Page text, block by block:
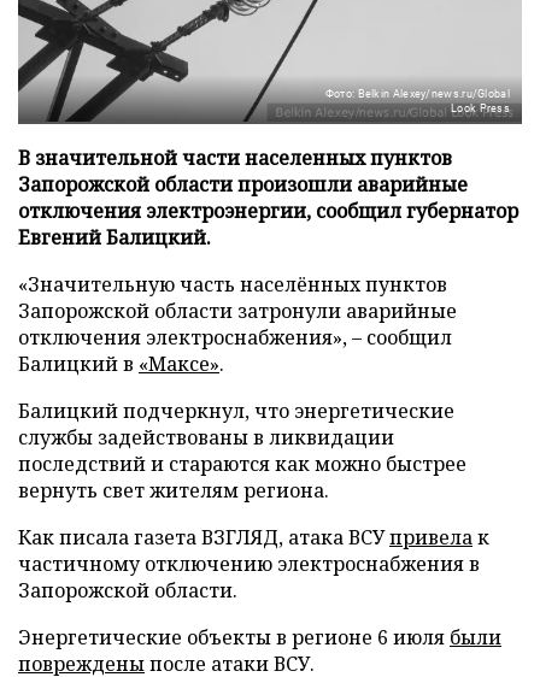
Фото: Belkin Alexey/news.ru/Global
Look Press
В значительной части населенных пунктов
Запорожской области произошли аварийные
отключения электроэнергии, сообщил губернатор
Евгений Балицкий.
«Значительную часть населённых пунктов
Запорожской области затронули аварийные
отключения электроснабжения», – сообщил
Балицкий в «Максе».
Балицкий подчеркнул, что энергетические
службы задействованы в ликвидации
последствий и стараются как можно быстрее
вернуть свет жителям региона.
Как писала газета ВЗГЛЯД, атака ВСУпривелак
частичному отключению электроснабжения в
Запорожской области.
Энергетические объекты в регионе 6 июля были
поврежденыпосле атаки ВСУ.